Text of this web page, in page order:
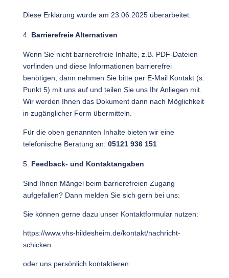
Diese Erklärung wurde am 23.06.2025 überarbeitet.
Barrierefreie Alternativen
Wenn Sie nicht barrierefreie Inhalte, z.B. PDF‐Dateien
vorfinden und diese Informationen barrierefrei
benötigen, dann nehmen Sie bitte per E‐Mail Kontakt (s.
Punkt 5) mit uns auf und teilen Sie uns Ihr Anliegen mit.
Wir werden Ihnen das Dokument dann nach Möglichkeit
in zugänglicher Form übermitteln.
Für die oben genannten Inhalte bieten wir eine
telefonische Beratung an: 05121 936 151
Feedback- und Kontaktangaben
Sind Ihnen Mängel beim barrierefreien Zugang
aufgefallen? Dann melden Sie sich gern bei uns:
Sie können gerne dazu unser Kontaktformular nutzen:
https://www.vhs-hildesheim.de/kontakt/nachricht-
schicken
oder uns persönlich kontaktieren: